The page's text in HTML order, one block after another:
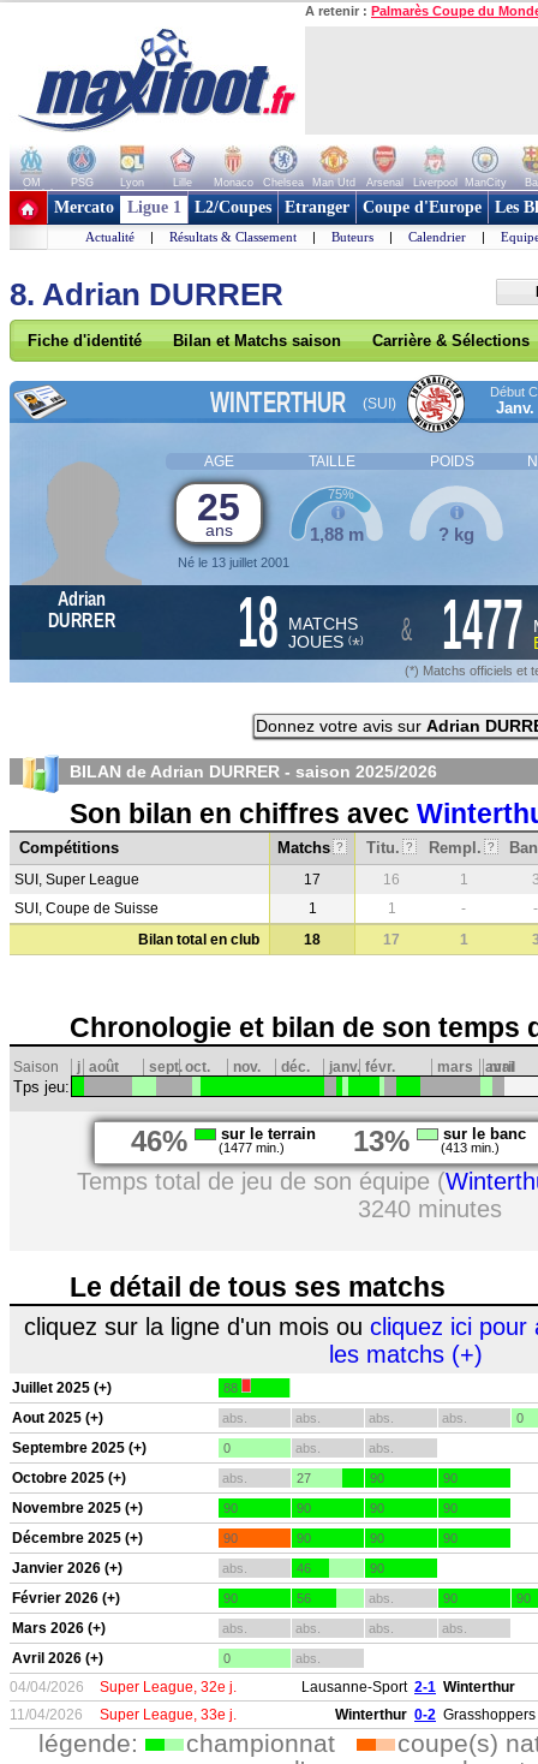
A retenir : Palmarès Coupe du
OM PSG Lyon Lille Monaco Chelsea Man Utd Arsenal Liverpool ManCity
+ de clubs
Mercato Ligue 1 L2/Coupes Etranger Coupe d'Europe Les
Actualité | Résultats & Classement | Buteurs | Calendrier |
8. Adrian DURRER
Fiche d'identité Bilan et Matchs saison Carrière & Sélections
WINTERTHUR (SUI)
Début
Janv.
AGE TAILLE POIDS
25
ans
Né le 13 juillet 2001
1,88 m
75%
? kg
Adrian
DURRER
18 MATCHS
JOUES (*) & 1477
(*) Matchs officiels et
Donnez votre avis sur Adrian
BILAN de Adrian DURRER - saison 2025/2026
Son bilan en chiffres avec
Compétitions Matchs ? Titu. ? Rempl. ?
SUI, Super League 17 16 1
SUI, Coupe de Suisse
1 1 -
-
Bilan total en club
18 17 1
Chronologie et bilan de son temps
Saison j août sept.oct. nov. déc. janv. févr. mars avril
mai
Tps jeu:
46% sur le terrain
(1477 min.) 13% sur le banc
(413 min.)
Temps total de jeu de son équipe (
3240 minutes
Le détail de tous ses matchs
cliquez sur la ligne d'un mois ou cliquez ici pour
les matchs (+)
Juillet 2025 (+) 88
Aout 2025 (+) abs. abs. abs. abs. 0
Septembre 2025 (+) 0 abs. abs.
Octobre 2025 (+) abs. 27 90 90
Novembre 2025 (+) 90 90 90 90
Décembre 2025 (+) 90 90 90 90
Janvier 2026 (+) abs. 46 90
Février 2026 (+) 90 56 abs. 90 90
Mars 2026 (+) abs. abs. abs. abs.
Avril 2026 (+) 0 abs.
04/04/2026 Super League, 32e j. Lausanne-Sport 2-1 Winterthur
11/04/2026
Super League, 33e j. Winterthur 0-2
légende: championnat
coupe(s)